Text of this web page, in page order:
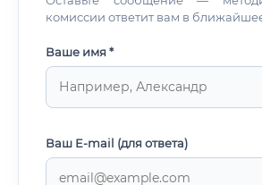
комиссии ответит вам в
Ваше имя *
Ваш E-mail (для ответа)